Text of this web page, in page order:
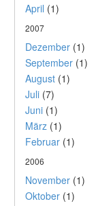
April (1)
2007
Dezember (1)
September (1)
August (1)
Juli (7)
Juni (1)
März (1)
Februar (1)
2006
November (1)
Oktober (1)